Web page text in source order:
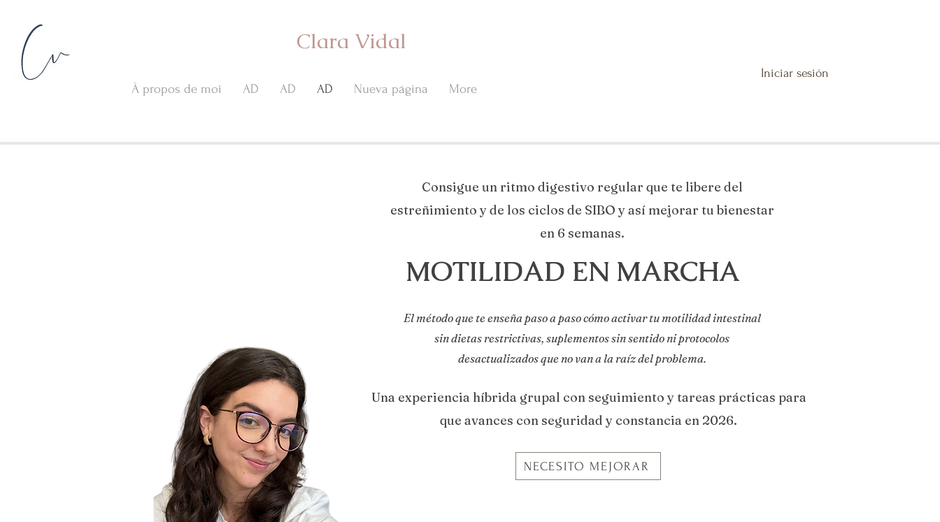
Clara Vidal
À propos de moi AD AD AD Nueva página More
Iniciar sesión
Consigue un ritmo digestivo regular que te libere del
estreñimiento y de los ciclos de SIBO y así mejorar tu bienestar
en 6 semanas.
MOTILIDAD EN MARCHA
El método que te enseña paso a paso cómo activar tu motilidad intestinal
sin dietas restrictivas, suplementos sin sentido ni protocolos
desactualizados que no van a la raíz del problema.
NECESITO MEJORAR
Una experiencia híbrida grupal con seguimiento y tareas prácticas para
que avances con seguridad y constancia en 2026.